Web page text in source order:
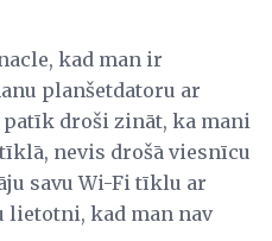
kad man ir
planšetdatoru ar
droši zināt, ka mani
nevis drošā viesnīcu
savu Wi-Fi tīklu ar
lietotni, kad man nav